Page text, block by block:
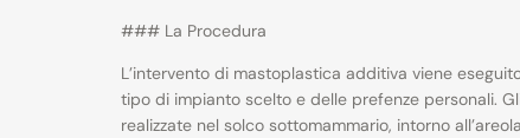
### La Procedura
L’intervento di mastoplastica additiva viene
tipo di impianto scelto e delle prefenze personali.
realizzate nel solco sottomammario, intorno